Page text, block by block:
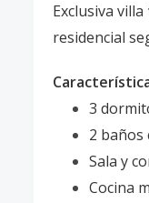
Exclusiva villa
residencial
3
2 baños
Sala y
Cocina